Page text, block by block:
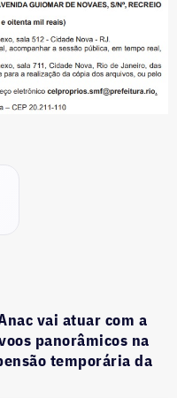
vai atuar com a
panorâmicos na
temporária da